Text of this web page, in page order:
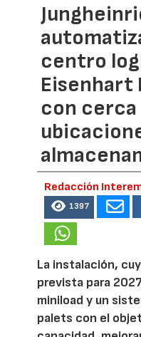
centro
Eisenhart
con
Redacción
1397
La instalación,
prevista para
miniload y un
palets con el